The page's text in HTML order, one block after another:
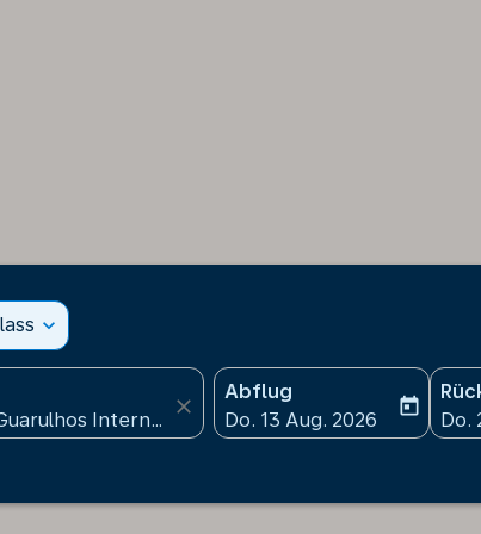
expand_more
close
Abflug
fc-booking-departure-
Do. 13 Aug. 2026
today
fc-
Do.